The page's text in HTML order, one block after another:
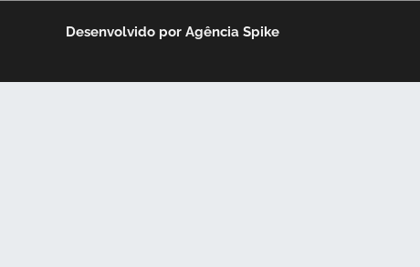
Desenvolvido por Agência Spike